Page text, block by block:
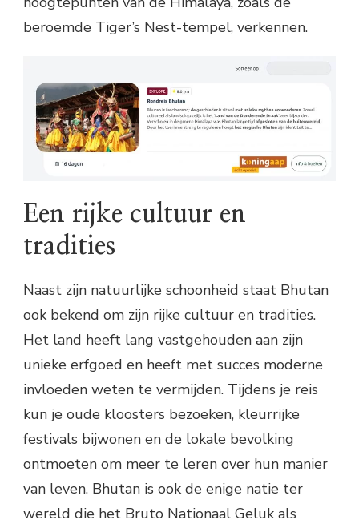
beroemde Tiger’s Nest-tempel, verkennen.
Een rijke cultuur en
tradities
Naast zijn natuurlijke schoonheid staat Bhutan
ook bekend om zijn rijke cultuur en tradities.
Het land heeft lang vastgehouden aan zijn
unieke erfgoed en heeft met succes moderne
invloeden weten te vermijden. Tijdens je reis
kun je oude kloosters bezoeken, kleurrijke
festivals bijwonen en de lokale bevolking
ontmoeten om meer te leren over hun manier
van leven. Bhutan is ook de enige natie ter
wereld die het Bruto Nationaal Geluk als